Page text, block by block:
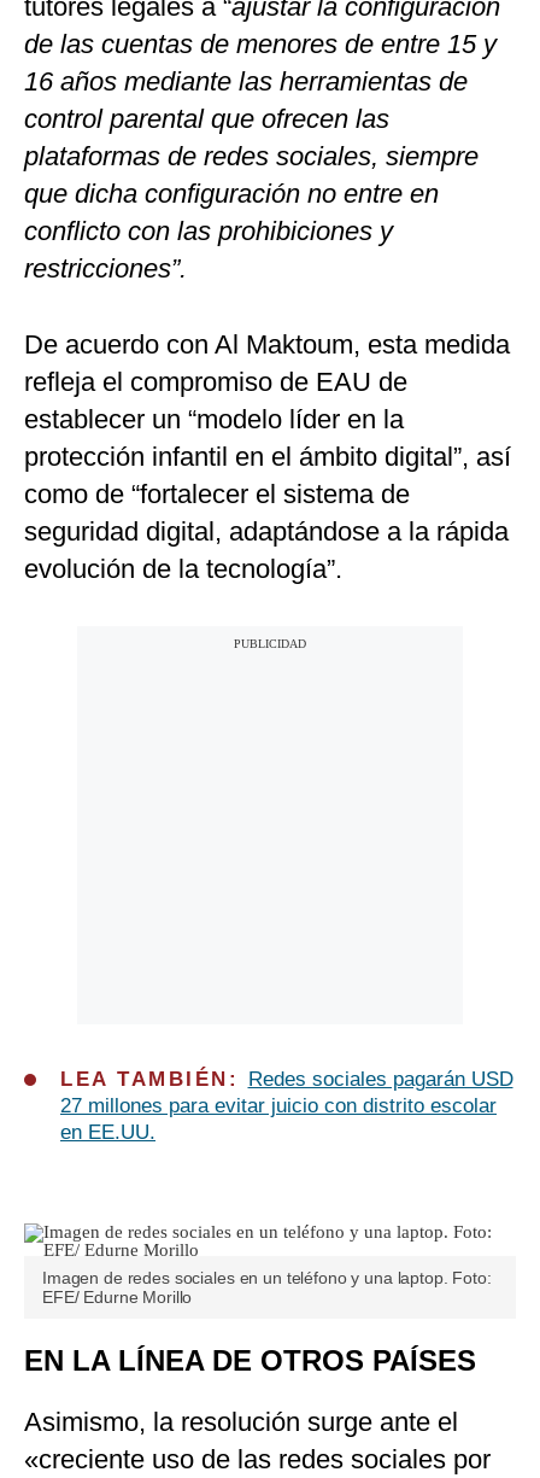
tutores legales a “ajustar la configuración
de las cuentas de menores de entre 15 y
16 años mediante las herramientas de
control parental que ofrecen las
plataformas de redes sociales, siempre
que dicha configuración no entre en
conflicto con las prohibiciones y
restricciones”.
De acuerdo con Al Maktoum, esta medida
refleja el compromiso de EAU de
establecer un “modelo líder en la
protección infantil en el ámbito digital”, así
como de “fortalecer el sistema de
seguridad digital, adaptándose a la rápida
evolución de la tecnología”.
LEA TAMBIÉN:
Redes sociales pagarán USD
27 millones para evitar juicio con distrito escolar
en EE.UU.
Imagen de redes sociales en un teléfono y una laptop. Foto:
EFE/ Edurne Morillo
EN LA LÍNEA DE OTROS PAÍSES
Asimismo, la resolución surge ante el
«creciente uso de las redes sociales por